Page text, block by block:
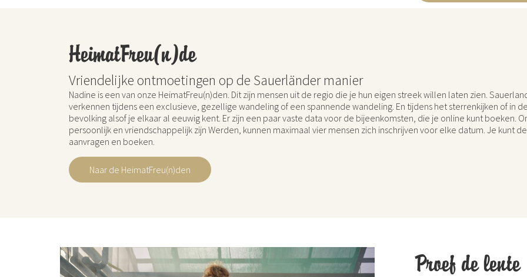
HeimatFreu(n)de
Vriendelijke ontmoetingen op de Sauerländer manier
Nadine is een van onze HeimatFreu(n)den. Dit zijn mensen uit de regio die je hun eigen streek willen laten zien.
verkennen tijdens een exclusieve, gezellige wandeling of een spannende wandeling. En tijdens het sterrenkijken of in
bevolking alsof je elkaar al eeuwig kent. Er zijn een paar vaste data voor de bijeenkomsten, die je online kunt boeken.
persoonlijk en vriendschappelijk zijn Werden, kunnen maximaal vier mensen zich inschrijven voor elke datum. Je kunt
aanvragen en boeken.
Naar de HeimatFreu(n)den
Proef de lente